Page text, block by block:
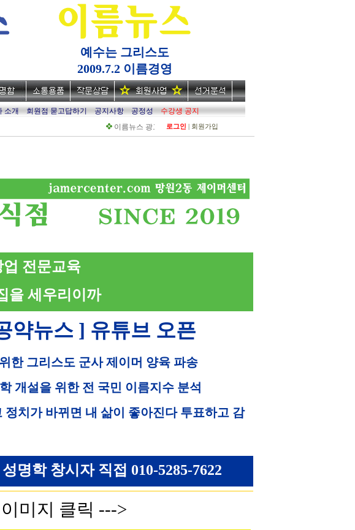
예수는 그리스도
2009.7.2 이름경영
소개 회원점 묻고답하기 공지사항 공정성
수강생 공지
이름뉴스 광고노출 안내 이름뉴스 사업
로그인 회원가입
전문교육
을 세우리이까
약뉴스 ] 유튜브 오픈
한 그리스도 군사 제이머 양육 파송
개설을 위한 전 국민 이름지수 분석
치가 바뀌면 내 삶이 좋아진다 투표하고 감
명학 창시자 직접 010-5285-7622
미지 클릭 --->